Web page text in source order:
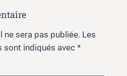
ne sera pas publiée. Les
indiqués avec *